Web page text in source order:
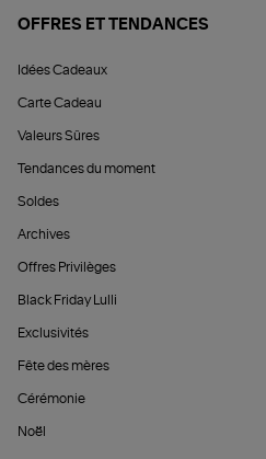
OFFRES ET TENDANCES
Idées Cadeaux
Carte Cadeau
Valeurs Sûres
Tendances du moment
Soldes
Archives
Offres Privilèges
Black Friday Lulli
Exclusivités
Fête des mères
Cérémonie
Noël